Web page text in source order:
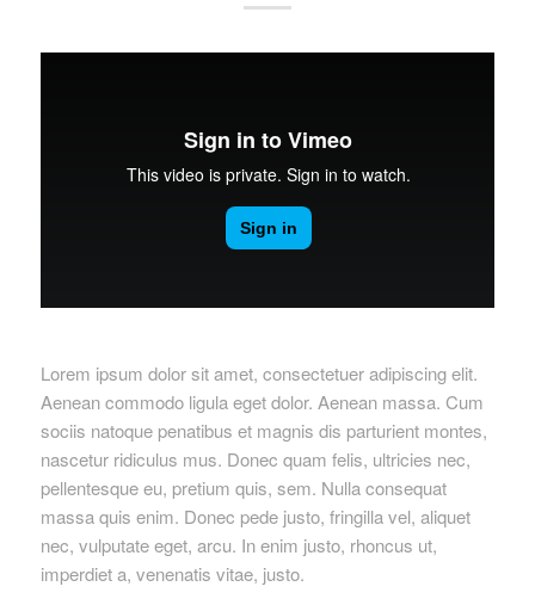
Lorem ipsum dolor sit amet, consectetuer adipiscing elit.
Aenean commodo ligula eget dolor. Aenean massa. Cum
sociis natoque penatibus et magnis dis parturient montes,
nascetur ridiculus mus. Donec quam felis, ultricies nec,
pellentesque eu, pretium quis, sem. Nulla consequat
massa quis enim. Donec pede justo, fringilla vel, aliquet
nec, vulputate eget, arcu. In enim justo, rhoncus ut,
imperdiet a, venenatis vitae, justo.